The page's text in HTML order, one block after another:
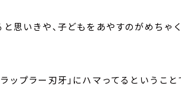
思いきや、子どもをあやすのがめちゃく
ップラー刃牙」にハマってるということ